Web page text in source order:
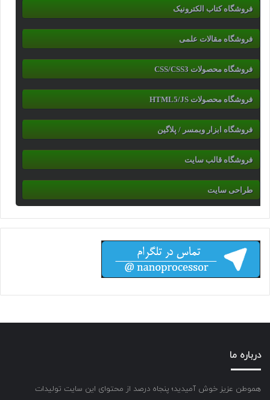
فروشگاه کتاب الکترونیک
فروشگاه مقالات علمی
فروشگاه محصولات CSS/CSS3
فروشگاه محصولات HTML5/JS
فروشگاه ابزار وبمسر / پلاگین
فروشگاه قالب سایت
طراحی سایت
درباره ما
هموطن عزیز خوش آمیدید؛ پنجاه درصد از محتوای این سایت تولیدات